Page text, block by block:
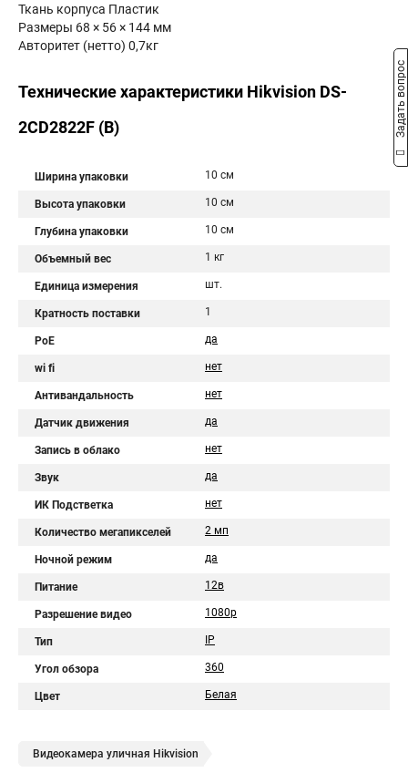
Ткань корпуса Пластик
Размеры 68 × 56 × 144 мм
Авторитет (нетто) 0,7кг
Технические характеристики Hikvision DS-
2CD2822F (B)
Ширина упаковки 10 см
Высота упаковки 10 см
Глубина упаковки 10 см
Объемный вес 1 кг
Единица измерения шт.
Кратность поставки 1
PoE да
wi fi нет
Антивандальность нет
Датчик движения да
Запись в облако нет
Звук да
ИК Подстветка нет
Количество мегапикселей 2 мп
Ночной режим да
Питание 12в
Разрешение видео 1080p
Тип IP
Угол обзора 360
Цвет Белая
Видеокамера уличная Hikvision
Задать вопрос